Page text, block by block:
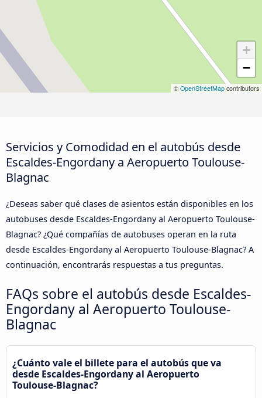
+
−
© OpenStreetMap contributors
Servicios y Comodidad en el autobús desde
Escaldes-Engordany a Aeropuerto Toulouse-
Blagnac
¿Deseas saber qué clases de asientos están disponibles en los
autobuses desde Escaldes-Engordany al Aeropuerto Toulouse-
Blagnac? ¿Qué compañías de autobuses operan en la ruta
desde Escaldes-Engordany al Aeropuerto Toulouse-Blagnac? A
continuación, encontrarás respuestas a tus preguntas.
FAQs sobre el autobús desde Escaldes-
Engordany al Aeropuerto Toulouse-
Blagnac
¿Cuánto vale el billete para el autobús que va
desde Escaldes-Engordany al Aeropuerto
Toulouse-Blagnac?